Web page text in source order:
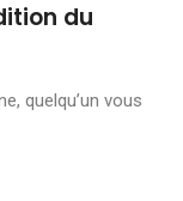
du
quelqu’un vous